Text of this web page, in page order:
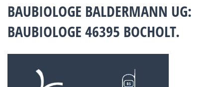
BAUBIOLOGE BALDERMANN UG:
BAUBIOLOGE 46395 BOCHOLT.